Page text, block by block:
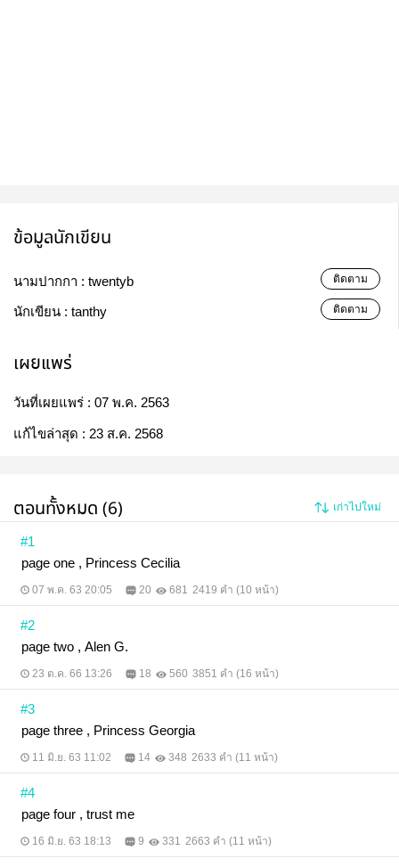
ข้อมูลนักเขียน
นามปากกา : twentyb ติดตาม
นักเขียน : tanthy ติดตาม
เผยแพร่
วันที่เผยแพร่ : 07 พ.ค. 2563
แก้ไขล่าสุด : 23 ส.ค. 2568
ตอนทั้งหมด (6) เก่าไปใหม่
#1
page one , Princess Cecilia
07 พ.ค. 63 20:05 20 681 2419 คำ (10 หน้า)
#2
page two , Alen G.
23 ต.ค. 66 13:26 18 560 3851 คำ (16 หน้า)
#3
page three , Princess Georgia
11 มิ.ย. 63 11:02 14 348 2633 คำ (11 หน้า)
#4
page four , trust me
16 มิ.ย. 63 18:13 9 331 2663 คำ (11 หน้า)